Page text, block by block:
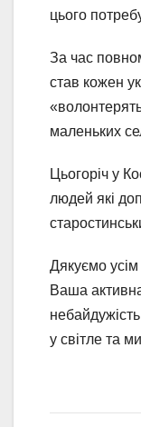
цього
За час
став кожен
маленьких
Цьогоріч у
людей які
Дякуємо
Ваша
у світле та